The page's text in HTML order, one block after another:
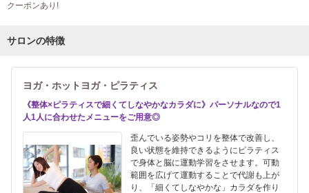
クーポンあり!
サロンの特徴
ヨガ・ホットヨガ・ピラティス
《整体×ピラティスで細くてしなやかなカラダに》パーソナルなので1
人1人に合わせたメニューをご用意◎
歪んでいる姿勢やコリを整体で改善し、
良い状態を維持できるようにピラティス
で身体と脳に運動学習をさせます。可動
範囲を広げて運動することで代謝も上が
り、「細くてしなやかな」カラダを作り